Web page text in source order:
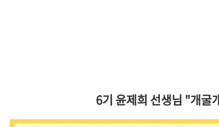
6기 윤제희 선생님 "개굴